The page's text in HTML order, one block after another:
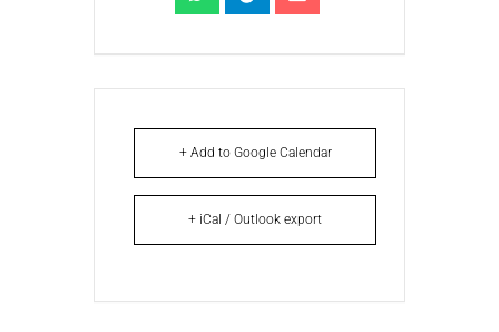
+ Add to Google Calendar
+ iCal / Outlook export